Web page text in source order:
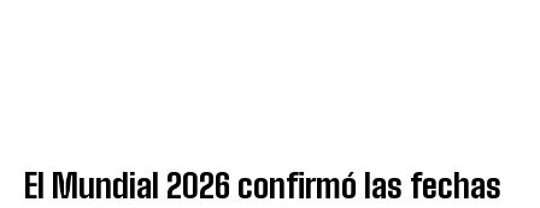
El Mundial 2026 confirmó las fechas